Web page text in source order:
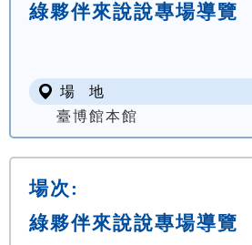
綠夥伴來說說專場導覽
場 地
臺博館本館
場次:
綠夥伴來說說專場導覽